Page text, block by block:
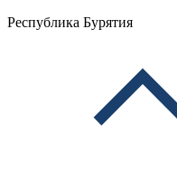
Республика Бурятия